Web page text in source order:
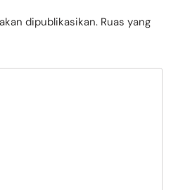
dipublikasikan. Ruas yang